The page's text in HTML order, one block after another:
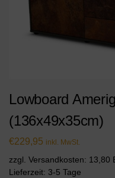
Lowboard
(136x49x35cm)
€229,95 inkl. MwSt.
zzgl. Versandkosten: 13,80
Lieferzeit: 3-5 Tage